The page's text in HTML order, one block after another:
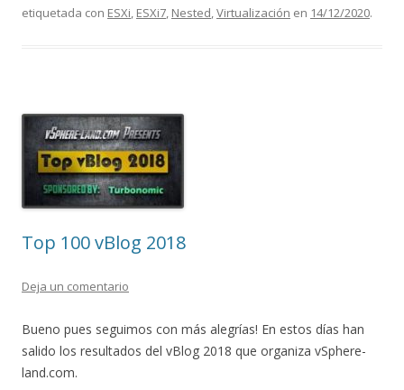
etiquetada con ESXi, ESXi7, Nested,Virtualización en 14/12/2020.
Top 100 vBlog 2018
Deja un comentario
Bueno pues seguimos con más alegrías! En estos días han
salido los resultados del vBlog 2018 que organiza vSphere-
land.com.